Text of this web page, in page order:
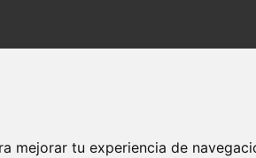
mejorar tu experiencia de
su brutal reacción